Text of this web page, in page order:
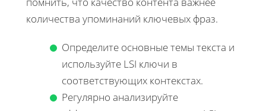
количества упоминаний ключевых фраз.
Определите основные темы текста и
используйте LSI ключи в
соответствующих контекстах.
Регулярно анализируйте